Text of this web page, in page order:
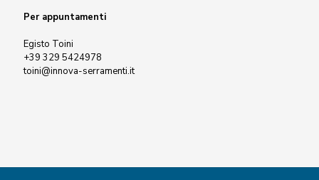
Per appuntamenti
Egisto Toini
+39 329 5424978
toini@innova-serramenti.it